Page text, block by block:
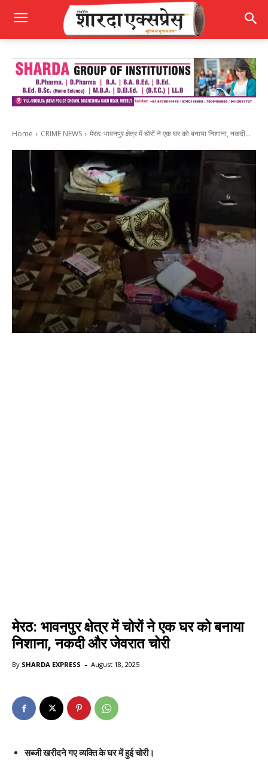
Home CRIME NEWS मेरठ: भावनपुर क्षेत्र में चोरों ने एक घर को बनाया निशाना, नकदी...
मेरठ: भावनपुर क्षेत्र में चोरों ने एक घर को बनाया
निशाना, नकदी और जेवरात चोरी
By SHARDA EXPRESS - August 18, 2025
सब्जी खरीदने गए व्यक्ति के घर में हुई चोरी।